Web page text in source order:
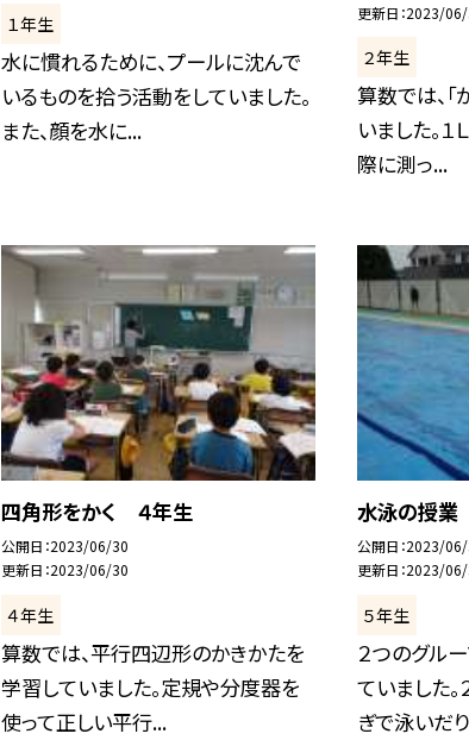
１年生
水に慣れるために、プールに沈んで
いるものを拾う活動をしていました。
また、顔を水に...
更新日 2023/
２年生
算数では、
いました。
際に測っ...
四角形をかく ４年生
公開日 2023/06/30
更新日 2023/06/30
４年生
算数では、平行四辺形のかきかたを
学習していました。定規や分度器を
使って正しい平行...
水泳の授
公開日 2023/
更新日 2023/
５年生
２つのグル
ていました
ぎで泳いだり